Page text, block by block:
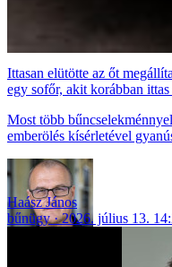
Ittasan elütötte az őt
egy sofőr, akit korábban
Most több
emberölés kísérletével
Haász János
bűnügy
2026. július 13.